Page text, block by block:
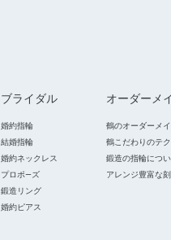
ブライダル
婚約指輪
結婚指輪
婚約ネックレス
プロポ―ズ
鍛造リング
婚約ピアス
オーダーメ
鶴のオーダーメ
鶴こだわりのテ
鍛造の指輪につ
アレンジ豊富な